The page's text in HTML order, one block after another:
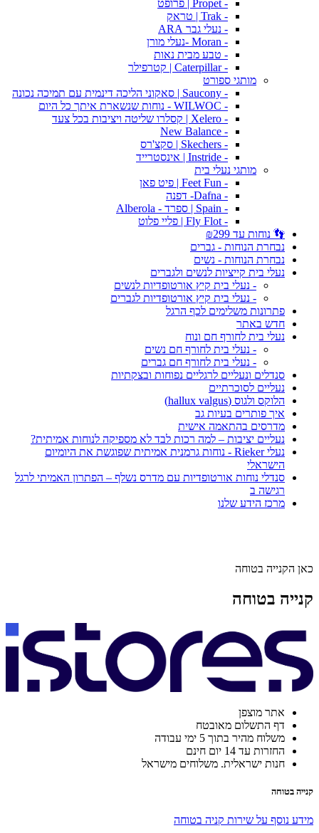
- Propet | פרופט
- Trak | טראק
- נעלי גבר ARA
- Moran -נעלי מורן
- טבע מבית נאות
- Caterpillar | קטרפילר
מותגי ספורט
- Saucony | סאקוני הליכה דינמית עם תמיכה נכונה
- WILWOC - נוחות שנשארת איתך כל היום
- Xelero | קסלרו שליטה ויציבות בכל צעד
- New Balance
- Skechers | סקצ'רס
- Instride | אינסטרייד
מותגי נעלי בית
- Feet Fun | פיט פאן
- Dafna- דפנה
- Spain | ספרד - Alberola
- Fly Flot | פליי פלוט
👣 נוחות עד ₪299
נבחרת הנוחות - גברים
נבחרת הנוחות - נשים
נעלי בית קייציות לנשים ולגברים
- נעלי בית קיץ אורטופדיות לנשים
- נעלי בית קיץ אורטופדיות לגברים
פתרונות משלימים לכף הרגל
חדש באתר
נעלי בית לחורף חם ונוח
- נעלי בית לחורף חם נשים
- נעלי בית לחורף חם גברים
סנדלים ונעליים לרגליים נפוחות ובצקתיות
נעליים לסוכרתיים
הלוקס ולגוס (hallux valgus)
איך פותרים בעיות גב
מדרסים בהתאמה אישית
נעליים יציבות – למה רכות לבד לא מספיקה לנוחות אמיתית?
נעלי Rieker - נוחות גרמנית אמיתית שפוגשת את היומיום
הישראלי
סנדלי נוחות אורטופדיות עם מדרס נשלף – הפתרון האמיתי לרגל
רגישה ב
מרכז הידע שלנו
כאן הקנייה בטוחה
קנייה בטוחה
אתר מוצפן
דף התשלום מאובטח
משלוח מהיר בתוך 5 ימי עבודה
החזרות עד 14 יום חינם
חנות ישראלית. משלוחים מישראל
קנייה בטוחה
מידע נוסף על שירות קניה בטוחה